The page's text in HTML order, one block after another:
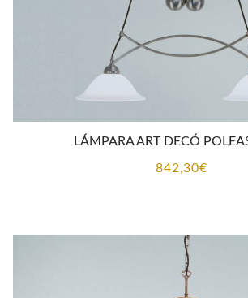
LÁMPARA ART DECÓ
842,30€